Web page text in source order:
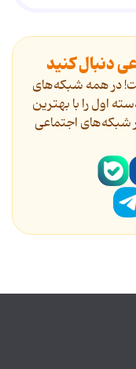
دنبال کنید
در همه شبکه‌های
اول را با بهترین
شبکه‌های اجتماعی